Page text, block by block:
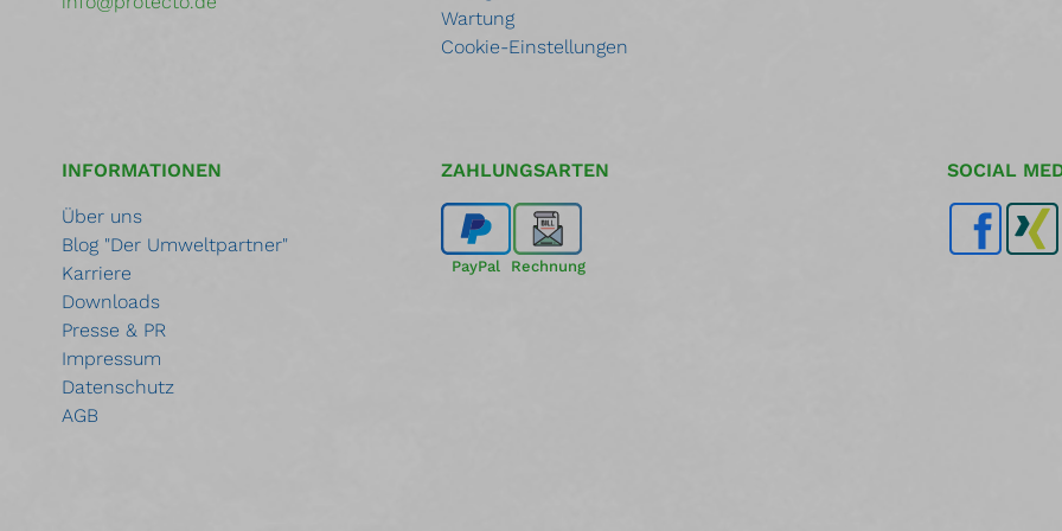
Wartung
Cookie-Einstellungen
INFORMATIONEN
Über uns
Blog "Der Umweltpartner"
Karriere
Downloads
Presse & PR
Impressum
Datenschutz
AGB
ZAHLUNGSARTEN
PayPal Rechnung
SOCIAL